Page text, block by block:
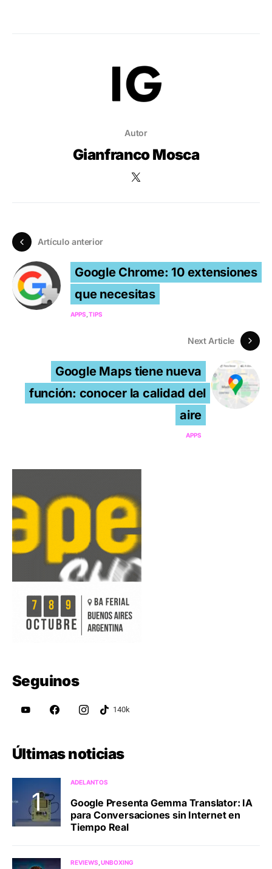
Autor
Gianfranco Mosca
Artículo anterior
Google Chrome: 10 extensiones
que necesitas
APPS TIPS
Next Article
Google Maps tiene nueva
función: conocer la calidad del
aire
APPS
Seguinos
Últimas noticias
ADELANTOS
Google Presenta Gemma Translator: IA
para Conversaciones sin Internet en
Tiempo Real
REVIEWS UNBOXING